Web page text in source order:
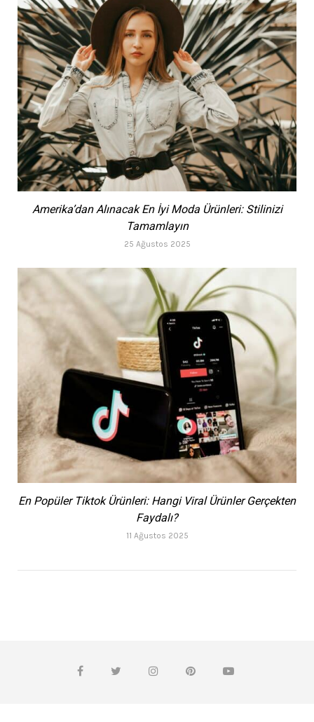
Amerika’dan Alınacak En İyi Moda Ürünleri: Stilinizi
Tamamlayın
25 Ağustos 2025
En Popüler Tiktok Ürünleri: Hangi Viral Ürünler Gerçekten
Faydalı?
11 Ağustos 2025